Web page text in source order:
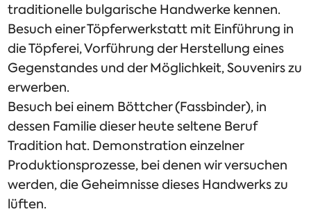
traditionelle bulgarische Handwerke kennen.
Besuch einer Töpferwerkstatt mit Einführung in
die Töpferei, Vorführung der Herstellung eines
Gegenstandes und der Möglichkeit, Souvenirs zu
erwerben.
Besuch bei einem Böttcher (Fassbinder), in
dessen Familie dieser heute seltene Beruf
Tradition hat. Demonstration einzelner
Produktionsprozesse, bei denen wir versuchen
werden, die Geheimnisse dieses Handwerks zu
lüften.